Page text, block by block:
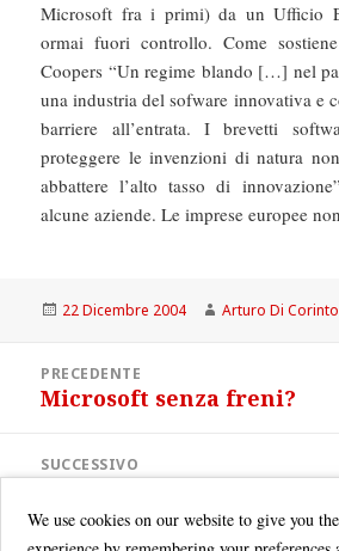
Microsoft fra i primi) da un Ufficio
ormai fuori controllo. Come
Coopers “Un regime blando […] nel
una industria del sofware innovativa e
barriere all’entrata. I brevetti
proteggere le invenzioni di natura
abbattere l’alto tasso di
alcune aziende. Le imprese europee
Scritto
22 Dicembre 2004 Autore
Arturo Di Corinto
articoliPRECEDENTE
Articolo
Microsoft senza freni?
SUCCESSIVO
successivo:
We use cookies on our website to give you